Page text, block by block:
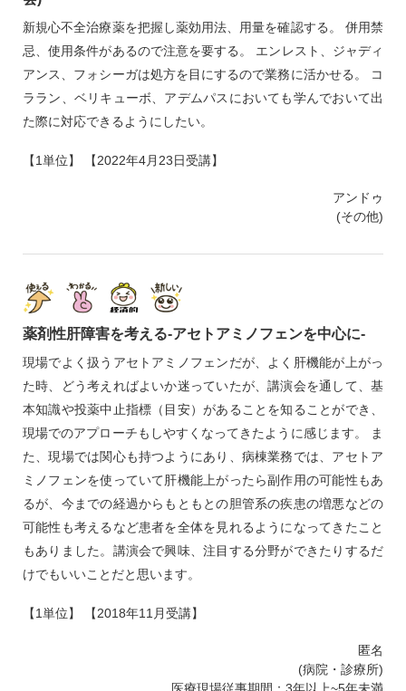
新規心不全治療薬を把握し薬効用法、用量を確認する。 併用禁
忌、使用条件があるので注意を要する。 エンレスト、ジャディ
アンス、フォシーガは処方を目にするので業務に活かせる。 コ
ララン、ベリキューボ、アデムパスにおいても学んでおいて出
た際に対応できるようにしたい。
【1単位】 【2022年4月23日受講】
アンドゥ
(その他)
薬剤性肝障害を考える‐アセトアミノフェンを中心に‐
現場でよく扱うアセトアミノフェンだが、よく肝機能が上がっ
た時、どう考えればよいか迷っていたが、講演会を通して、基
本知識や投薬中止指標（目安）があることを知ることができ、
現場でのアプローチもしやすくなってきたように感じます。 ま
た、現場では関心も持つようにあり、病棟業務では、アセトア
ミノフェンを使っていて肝機能上がったら副作用の可能性もあ
るが、今までの経過からもともとの胆管系の疾患の増悪などの
可能性も考えるなど患者を全体を見れるようになってきたこと
もありました。講演会で興味、注目する分野ができたりするだ
けでもいいことだと思います。
【1単位】 【2018年11月受講】
匿名
(病院・診療所)